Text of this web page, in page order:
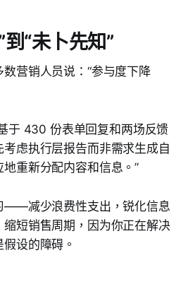
“未卜先知”
营销人员说：“参与度下降
于 430 份表单回复和两场反馈
虑执行层报告而非需求生成自
重新分配内容和信息。”
——减少浪费性支出，锐化信息
短销售周期，因为你正在解决
设的障碍。